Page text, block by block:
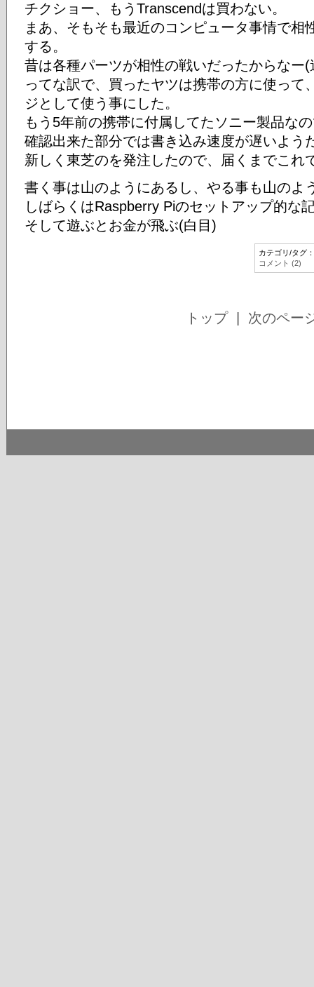
チクショー、もうTranscendは買わない。
まあ、そもそも最近のコンピュータ事情で相
する。
昔は各種パーツが相性の戦いだったからなー(
ってな訳で、買ったヤツは携帯の方に使って
ジとして使う事にした。
もう5年前の携帯に付属してたソニー製品な
確認出来た部分では書き込み速度が遅いよう
新しく東芝のを発注したので、届くまでこれ
書く事は山のようにあるし、やる事も山のよ
しばらくはRaspberry Piのセットアップ的な
そして遊ぶとお金が飛ぶ(白目)
カテゴリ/タグ：
コメント (2)
トップ | 次のペー